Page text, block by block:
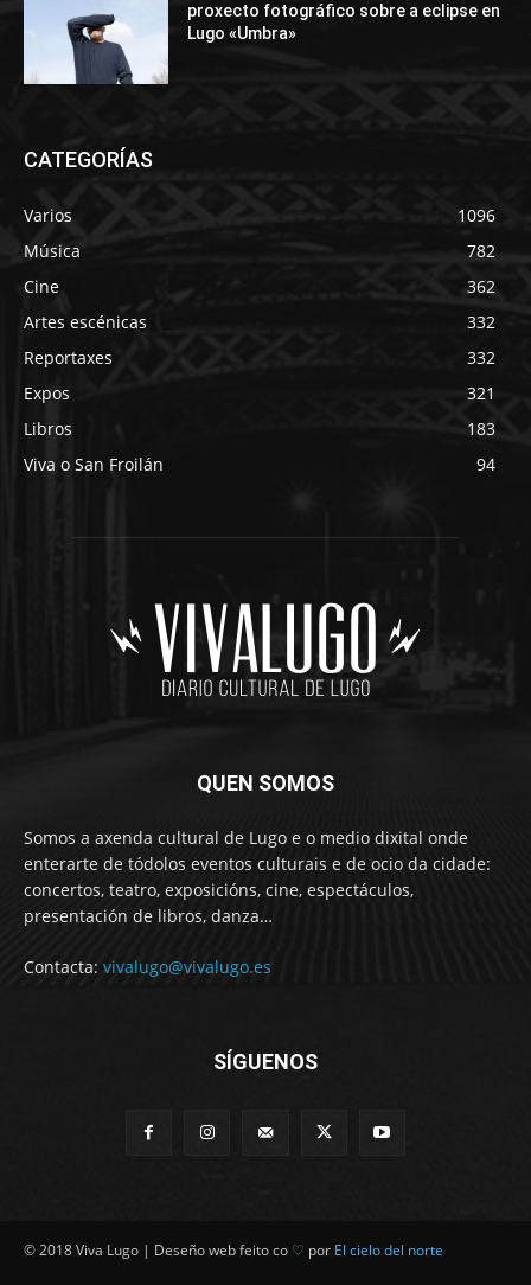
proxecto fotográfico sobre a eclipse en
Lugo «Umbra»
CATEGORÍAS
Varios
1096
Música
782
Cine
362
Artes escénicas
332
Reportaxes
332
Expos
321
Libros
183
Viva o San Froilán
94
QUEN SOMOS
Somos a axenda cultural de Lugo e o medio dixital onde
enterarte de tódolos eventos culturais e de ocio da cidade:
concertos, teatro, exposicións, cine, espectáculos,
presentación de libros, danza…
Contacta: vivalugo@vivalugo.es
SÍGUENOS
© 2018 Viva Lugo | Deseño web feito co ♡ por El cielo del norte